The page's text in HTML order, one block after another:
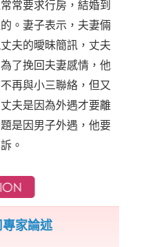
常要求行房，結婚到
。妻子表示，夫妻倆
夫的曖昧簡訊，丈夫
了挽回夫妻感情，他
再與小三聯絡，但又
夫是因為外遇才要離
是因男子外遇，他要
。
家論述